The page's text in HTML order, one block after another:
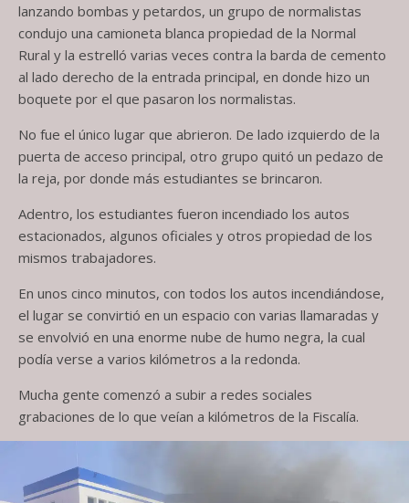
lanzando bombas y petardos, un grupo de normalistas
condujo una camioneta blanca propiedad de la Normal
Rural y la estrelló varias veces contra la barda de cemento
al lado derecho de la entrada principal, en donde hizo un
boquete por el que pasaron los normalistas.
No fue el único lugar que abrieron. De lado izquierdo de la
puerta de acceso principal, otro grupo quitó un pedazo de
la reja, por donde más estudiantes se brincaron.
Adentro, los estudiantes fueron incendiado los autos
estacionados, algunos oficiales y otros propiedad de los
mismos trabajadores.
En unos cinco minutos, con todos los autos incendiándose,
el lugar se convirtió en un espacio con varias llamaradas y
se envolvió en una enorme nube de humo negra, la cual
podía verse a varios kilómetros a la redonda.
Mucha gente comenzó a subir a redes sociales
grabaciones de lo que veían a kilómetros de la Fiscalía.